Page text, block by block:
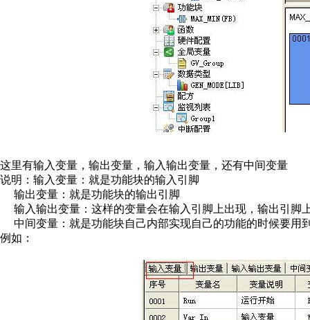
这里有输入变量，输出变量，输入输出变量，还有中间变量
说明：输入变量：就是功能块的输入引脚
输出变量：就是功能块的输出引脚
输入输出变量：这样的变量会在输入引脚上出现，输出引脚
中间变量：就是功能块自己内部实现自己的功能的时候要用
例如：